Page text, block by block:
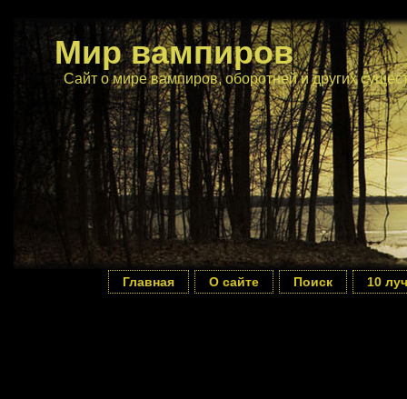
Мир вампиров
Сайт о мире вампиров, оборотней и других
Главная О сайте Поиск 10